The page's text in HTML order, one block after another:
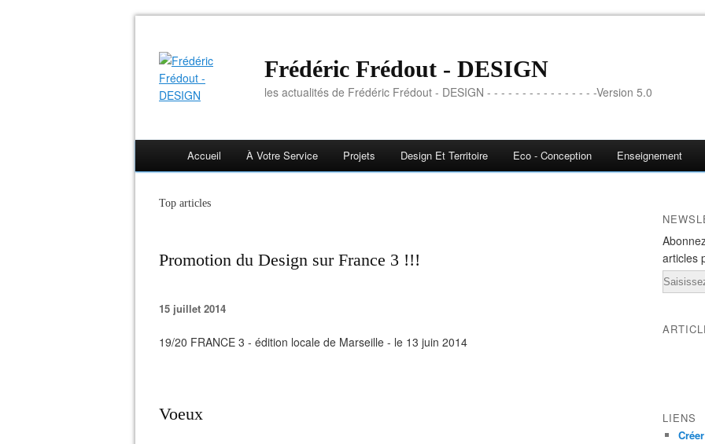
Frédéric Frédout - DESIGN
les actualités de Frédéric Frédout - DESIGN - - - - - - - - - - - - - - - -Version 5.0
Accueil À Votre Service Projets Design Et Territoire Eco - Conception Enseignement
Top articles
Promotion du Design sur France 3 !!!
15 juillet 2014
19/20 FRANCE 3 - édition locale de Marseille - le 13 juin 2014
Voeux
articles
Email
LIENS
Créer